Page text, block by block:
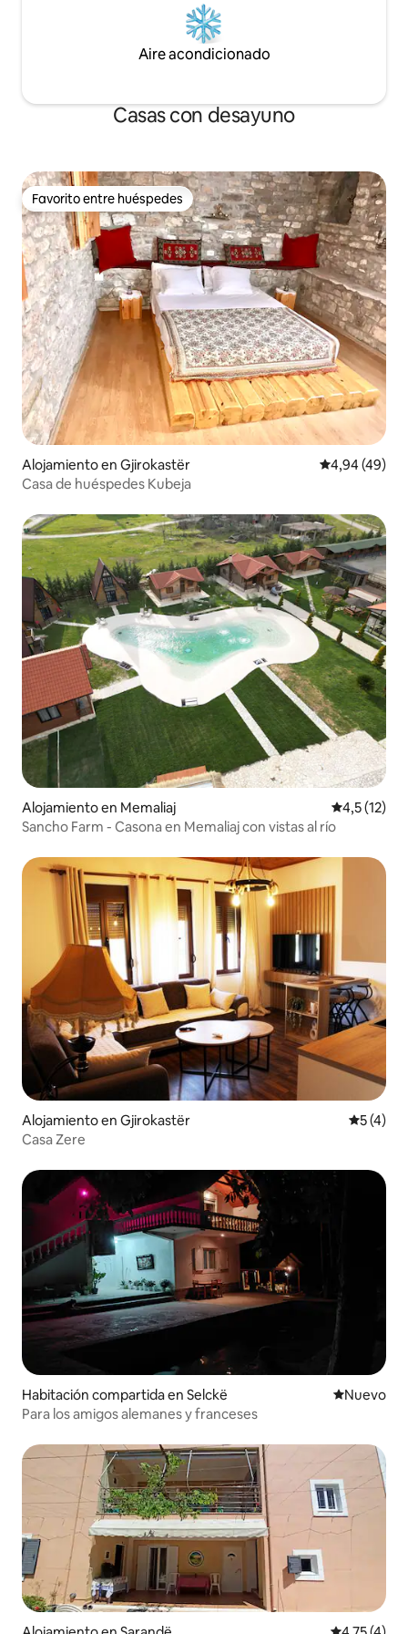
Aire acondicionado
Casas con desayuno
Favorito entre huéspedes
Favorito entre huéspedes
Alojamiento en Gjirokastër Calificación
4,94 (49)
Casa de huéspedes Kubeja
Alojamiento en Memaliaj Calificación
4,5 (12)
Sancho Farm - Casona en Memaliaj con vistas al río
Alojamiento en Gjirokastër
5 (4)
Casa Zere
Habitación compartida en Selckë Lugar
Nuevo
Para los amigos alemanes y franceses